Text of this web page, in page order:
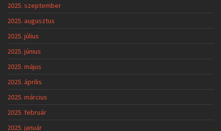
2025. szeptember
2025. augusztus
2025. július
2025. június
2025. május
2025. április
2025. március
2025. február
2025. január